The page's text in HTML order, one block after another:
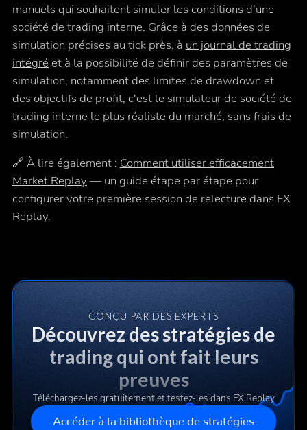
manuels qui souhaitent simuler les conditions d'une
société de trading interne. Grâce à des données de
simulation précises au tick près, à un journal de trading
intégré et à la possibilité de définir des paramètres de
simulation, notamment des limites de drawdown et
des objectifs de profit, c'est le simulateur de société de
trading interne le plus réaliste du marché, sans frais de
simulation.
🔗 À lire également : Comment utiliser efficacement
Market Replay — un guide étape par étape pour
configurer votre première session de relecture dans FX
Replay.
CONÇU PAR DES EXPERTS
Découvrez des stratégies de
trading qui ont fait leurs
preuves
Téléchargez-les gratuitement et testez-les dans FX Replay
Accéder à la bibliothèque de stratégies